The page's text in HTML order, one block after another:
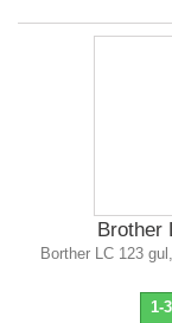
Brother
Borther LC 123
1-